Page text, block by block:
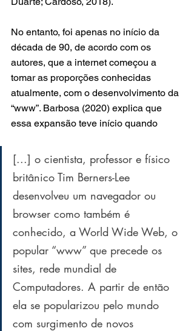
No entanto, foi apenas no início da
década de 90, de acordo com os
autores, que a internet começou a
tomar as proporções conhecidas
atualmente, com o desenvolvimento da
“www”. Barbosa (2020) explica que
essa expansão teve início quando
[...] o cientista, professor e físico
britânico Tim Berners-Lee
desenvolveu um navegador ou
browser como também é
conhecido, a World Wide Web, o
popular “www” que precede os
sites, rede mundial de
Computadores. A partir de então
ela se popularizou pelo mundo
com surgimento de novos